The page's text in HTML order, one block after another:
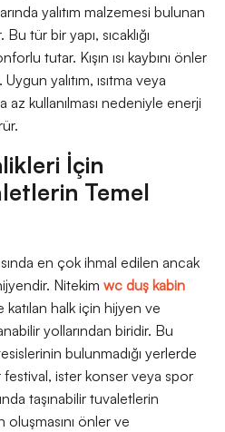
yalıtım malzemesi bulunan
tür bir yapı, sıcaklığı
tutar. Kışın ısı kaybını önler
Uygun yalıtım, ısıtma veya
kullanılması nedeniyle enerji
İçin
Temel
en çok ihmal edilen ancak
Nitekim wc duş kabin
halk için hijyen ve
yollarından biridir. Bu
bulunmadığı yerlerde
festival, ister konser veya spor
taşınabilir tuvaletlerin
oluşmasını önler ve